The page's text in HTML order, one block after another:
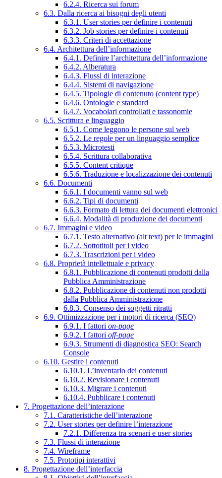
6.2.4. Ricerca sui forum
6.3. Dalla ricerca ai bisogni degli utenti
6.3.1. User stories per definire i contenuti
6.3.2. Job stories per definire i contenuti
6.3.3. Criteri di accettazione
6.4. Architettura dell’informazione
6.4.1. Definire l’architettura dell’informazione
6.4.2. Alberatura
6.4.3. Flussi di interazione
6.4.4. Sistemi di navigazione
6.4.5. Tipologie di contenuto (content type)
6.4.6. Ontologie e standard
6.4.7. Vocabolari controllati e tassonomie
6.5. Scrittura e linguaggio
6.5.1. Come leggono le persone sul web
6.5.2. Le regole per un linguaggio semplice
6.5.3. Microtesti
6.5.4. Scrittura collaborativa
6.5.5. Content critique
6.5.6. Traduzione e localizzazione dei contenuti
6.6. Documenti
6.6.1. I documenti vanno sul web
6.6.2. Tipi di documenti
6.6.3. Formato di lettura dei documenti elettronici
6.6.4. Modalità di produzione dei documenti
6.7. Immagini e video
6.7.1. Testo alternativo (alt text) per le immagini
6.7.2. Sottotitoli per i video
6.7.3. Trascrizioni per i video
6.8. Proprietà intellettuale e privacy
6.8.1. Pubblicazione di contenuti prodotti dalla
Pubblica Amministrazione
6.8.2. Pubblicazione di contenuti non prodotti
dalla Pubblica Amministrazione
6.8.3. Consenso dei soggetti ritratti
6.9. Ottimizzazione per i motori di ricerca (SEO)
6.9.1. I fattori on-page
6.9.2. I fattori off-page
6.9.3. Strumenti di diagnostica SEO: Search
Console
6.10. Gestire i contenuti
6.10.1. L’inventario dei contenuti
6.10.2. Revisionare i contenuti
6.10.3. Migrare i contenuti
6.10.4. Pubblicare i contenuti
7. Progettazione dell’interazione
7.1. Caratteristiche dell’interazione
7.2. User stories per definire l’interazione
7.2.1. Differenza tra scenari e user stories
7.3. Flussi di interazione
7.4. Wireframe
7.5. Prototipi interattivi
8. Progettazione dell’interfaccia